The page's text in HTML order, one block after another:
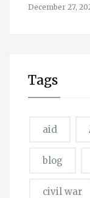
December 27,
Tags
aid
blog
civil war